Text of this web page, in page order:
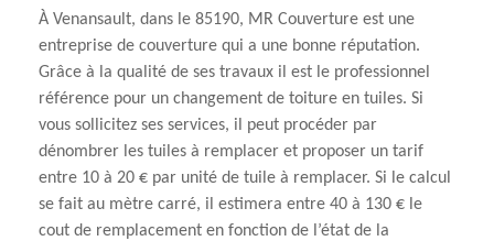
À Venansault, dans le 85190, MR Couverture est une
entreprise de couverture qui a une bonne réputation.
Grâce à la qualité de ses travaux il est le professionnel
référence pour un changement de toiture en tuiles. Si
vous sollicitez ses services, il peut procéder par
dénombrer les tuiles à remplacer et proposer un tarif
entre 10 à 20 € par unité de tuile à remplacer. Si le calcul
se fait au mètre carré, il estimera entre 40 à 130 € le
cout de remplacement en fonction de l’état de la